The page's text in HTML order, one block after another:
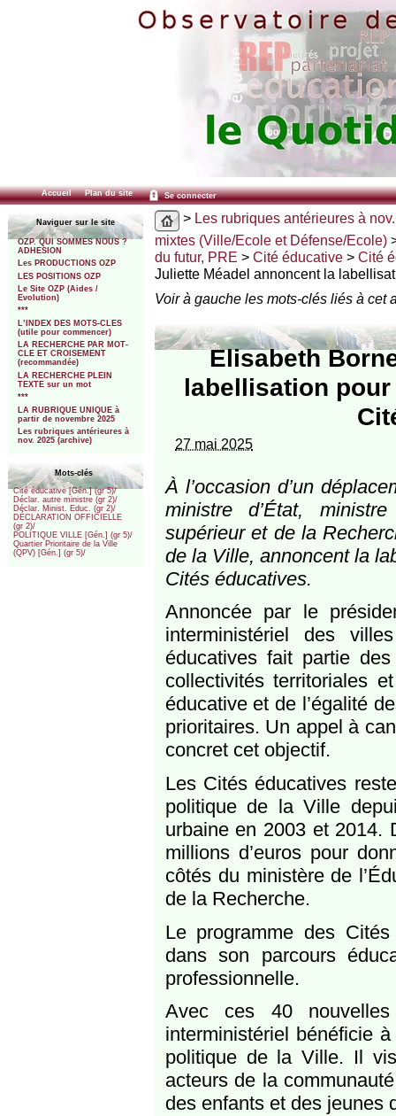
Accueil Plan du site Se connecter
Naviguer sur le site
OZP. QUI SOMMES NOUS ?
ADHESION
Les PRODUCTIONS OZP
LES POSITIONS OZP
Le Site OZP (Aides /
Evolution)
***
L’INDEX DES MOTS-CLES
(utile pour commencer)
LA RECHERCHE PAR MOT-
CLE ET CROISEMENT
(recommandée)
LA RECHERCHE PLEIN
TEXTE sur un mot
***
LA RUBRIQUE UNIQUE à
partir de novembre 2025
Les rubriques antérieures à
nov. 2025 (archive)
Mots-clés
Cité éducative [Gén.] (gr 5)/
Déclar. autre ministre (gr 2)/
Déclar. Minist. Educ. (gr 2)/
DÉCLARATION OFFICIELLE
(gr 2)/
POLITIQUE VILLE [Gén.] (gr 5)/
Quartier Prioritaire de la Ville
(QPV) [Gén.] (gr 5)/
> Les rubriques antérieures à
mixtes (Ville/Ecole et Défense/Ecole)
du futur, PRE > Cité éducative> Cité
Juliette Méadel annoncent la
Voir à gauche les mots-clés liés à cet
Elisabeth
labellisation pour
27 mai 2025
À l’occasion d’un
ministre d’État,
supérieur et de la
de la Ville, annoncent la
Cités éducatives.
Annoncée par le
interministériel des
éducatives fait partie
collectivités territoriales
éducative et de l’égalité
prioritaires. Un appel à
concret cet objectif.
Les Cités éducatives
politique de la Ville
urbaine en 2003 et 2014.
millions d’euros pour
côtés du ministère de
de la Recherche.
Le programme des
dans son parcours
professionnelle.
Avec ces 40 nouvelles
interministériel bénéficie
politique de la Ville. Il
acteurs de la
des enfants et des jeunes